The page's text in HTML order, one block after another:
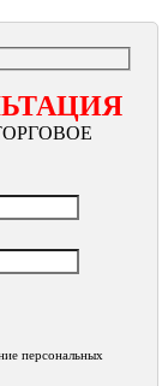
персональных